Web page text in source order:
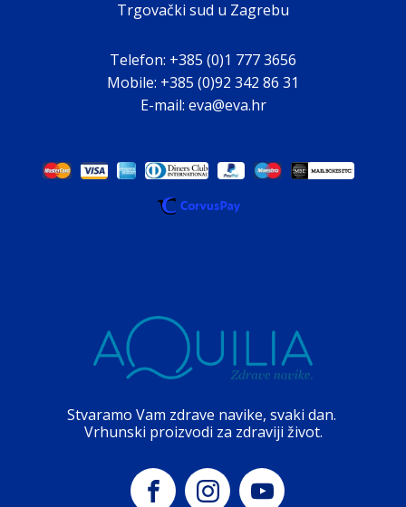
Trgovački sud u Zagrebu
Telefon: +385 (0)1 777 3656
Mobile: +385 (0)92 342 86 31
E-mail: eva@eva.hr
Stvaramo Vam zdrave navike, svaki dan.
Vrhunski proizvodi za zdraviji život.